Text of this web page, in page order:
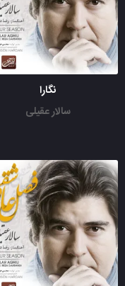
نگارا
سالار عقیلی